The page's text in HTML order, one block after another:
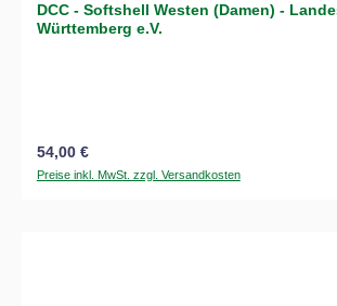
DCC - Softshell Westen (Damen) -
Württemberg e.V.
Regulärer Preis:
54,00 €
Preise inkl. MwSt. zzgl. Versandkosten